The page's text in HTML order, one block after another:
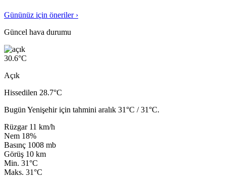
Gününüz için öneriler ›
Güncel hava durumu
30.6°C
Açık
Hissedilen 28.7°C
Bugün Yenişehir için tahmini aralık 31°C / 31°C.
Rüzgar 11 km/h
Nem 18%
Basınç 1008 mb
Görüş 10 km
Min. 31°C
Maks. 31°C